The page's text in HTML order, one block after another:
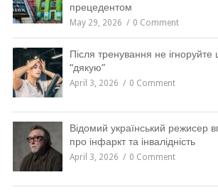
прецедентом
May 29, 2026 0 Comment
Після тренування не ігноруйте
“дякую”
April 3, 2026 0 Comment
Відомий український режисер
про інфаркт та інвалідність
April 3, 2026 0 Comment